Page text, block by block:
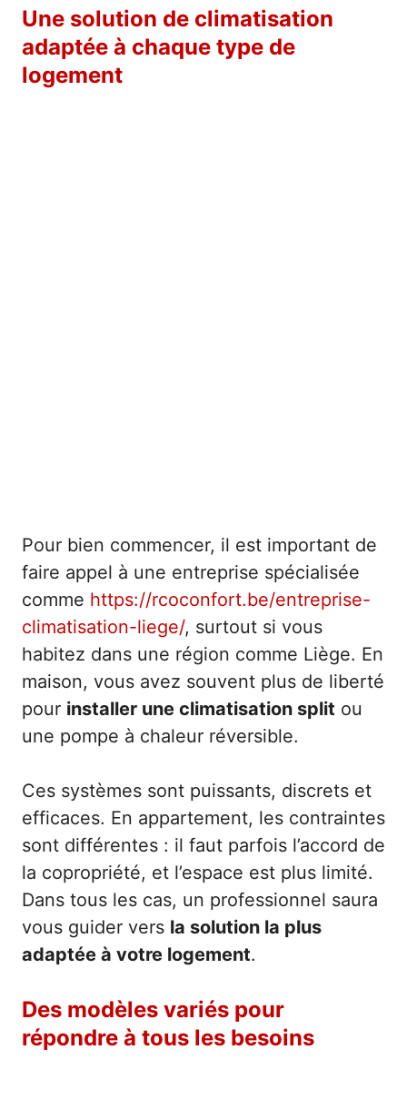
Une solution de climatisation
adaptée à chaque type de
logement
Pour bien commencer, il est important de
faire appel à une entreprise spécialisée
comme https://rcoconfort.be/entreprise-
climatisation-liege/, surtout si vous
habitez dans une région comme Liège. En
maison, vous avez souvent plus de liberté
pour installer une climatisation split ou
une pompe à chaleur réversible.
Ces systèmes sont puissants, discrets et
efficaces. En appartement, les contraintes
sont différentes : il faut parfois l’accord de
la copropriété, et l’espace est plus limité.
Dans tous les cas, un professionnel saura
vous guider vers la solution la plus
adaptée à votre logement.
Des modèles variés pour
répondre à tous les besoins